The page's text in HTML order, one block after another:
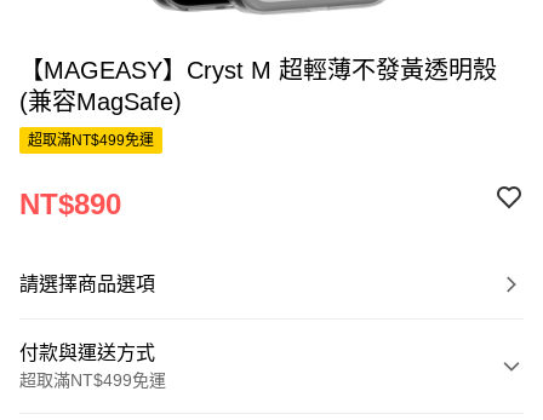
【MAGEASY】Cryst M 超輕薄不發黃透明殼
(兼容MagSafe)
超取滿NT$499免運
NT$890
請選擇商品選項
付款與運送方式
超取滿NT$499免運